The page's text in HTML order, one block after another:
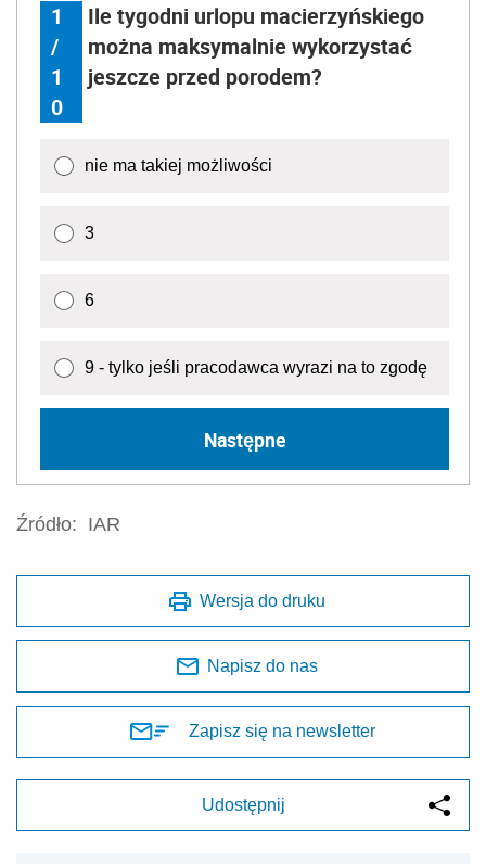
1
/
1
0
Ile tygodni urlopu macierzyńskiego
można maksymalnie wykorzystać
jeszcze przed porodem?
nie ma takiej możliwości
3
6
9 - tylko jeśli pracodawca wyrazi na to zgodę
Następne
Źródło: IAR
Wersja do druku
Napisz do nas
Zapisz się na newsletter
Udostępnij